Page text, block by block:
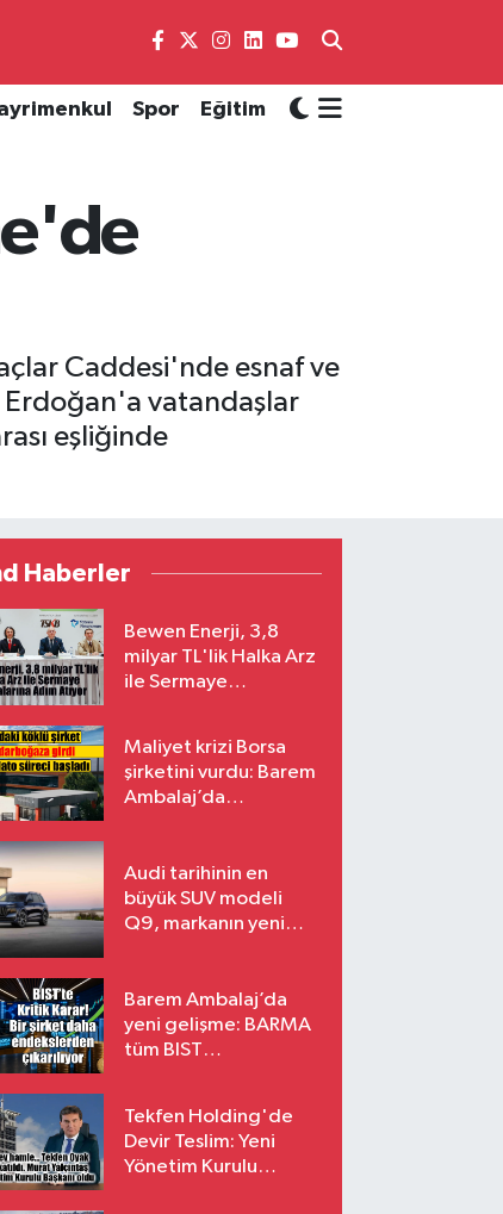
Spor Eğitim
Caddesi'nde esnaf ve
Erdoğan'a vatandaşlar
eşliğinde
Haberler
Bewen Enerji, 3,8
milyar TL'lik Halka Arz
ile Sermaye
Maliyet krizi Borsa
şirketini vurdu: Barem
Ambalaj’da
Audi tarihinin en
büyük SUV modeli
Q9, markanın yeni
Barem Ambalaj’da
yeni gelişme: BARMA
tüm BIST
Tekfen Holding'de
Devir Teslim: Yeni
Yönetim Kurulu